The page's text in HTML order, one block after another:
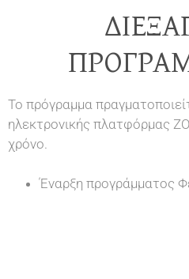
Το πρόγραμμα
ηλεκτρονικής πλατφόρμας
χρόνο.
Έναρξη προγράμματος